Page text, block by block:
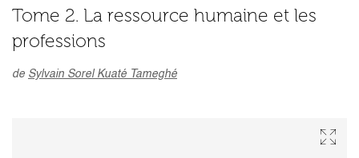
Tome 2. La ressource humaine et les
professions
de Sylvain Sorel Kuaté Tameghé